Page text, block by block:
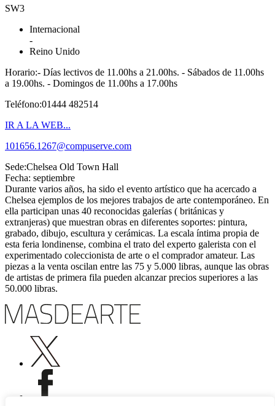
SW3
Internacional
-
Reino Unido
Horario:- Días lectivos de 11.00hs a 21.00hs. - Sábados de 11.00hs
a 19.00hs. - Domingos de 11.00hs a 17.00hs
Teléfono:01444 482514
IR A LA WEB...
101656.1267@compuserve.com
Sede:Chelsea Old Town Hall
Fecha: septiembre
Durante varios años, ha sido el evento artístico que ha acercado a
Chelsea ejemplos de los mejores trabajos de arte contemporáneo. En
ella participan unas 40 reconocidas galerías ( británicas y
extranjeras) que muestran obras en diferentes soportes: pintura,
grabado, dibujo, escultura y cerámicas. La escala íntima propia de
esta feria londinense, combina el trato del experto galerista con el
experimentado coleccionista de arte o el comprador amateur. Las
piezas a la venta oscilan entre las 75 y 5.000 libras, aunque las obras
de artistas de primera fila pueden alcanzar precios superiores a las
50.000 libras.